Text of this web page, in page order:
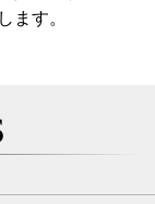
ます。